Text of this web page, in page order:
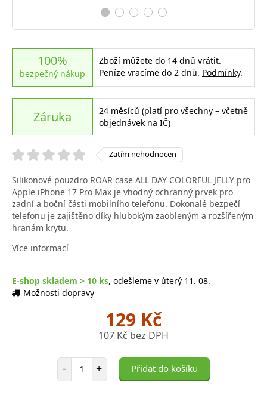
100%
bezpečný nákup
Zboží můžete do 14 dnů vrátit.
Peníze vracíme do 2 dnů. Podmínky.
Záruka
24 měsíců (platí pro všechny – včetně
objednávek na IČ)
Zatím nehodnocen
Silikonové pouzdro ROAR case ALL DAY COLORFUL JELLY pro
Apple iPhone 17 Pro Max je vhodný ochranný prvek pro
zadní a boční části mobilního telefonu. Dokonalé bezpečí
telefonu je zajištěno díky hlubokým zaobleným a rozšířeným
hranám krytu.
Více informací
E-shop skladem > 10 ks, odešleme v úterý 11. 08.
Možnosti dopravy
129 Kč
107 Kč bez DPH
- Počet položek
+ Přidat do košíku